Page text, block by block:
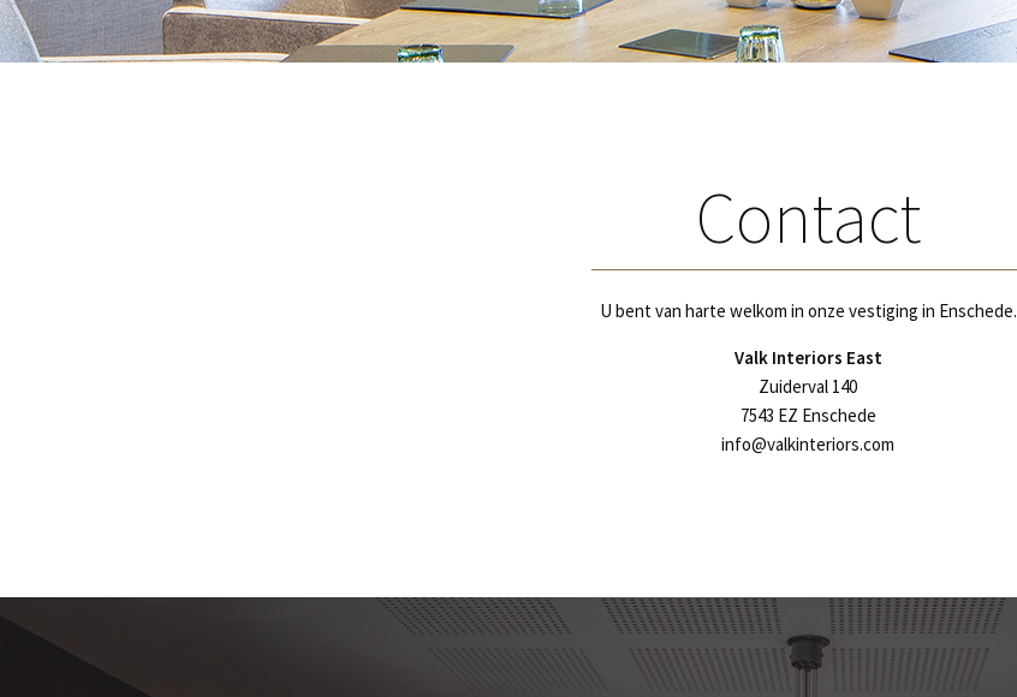
Contact
U bent van harte welkom in onze vestiging in Enschede.
Valk Interiors East
Zuiderval 140
7543 EZ Enschede
info@valkinteriors.com